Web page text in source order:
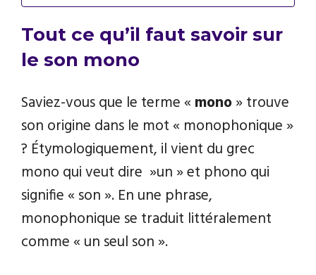
Tout ce qu’il faut savoir sur
le son mono
Saviez-vous que le terme «mono» trouve
son origine dans le mot « monophonique »
? Étymologiquement, il vient du grec
mono qui veut dire »un » et phono qui
signifie « son ». En une phrase,
monophonique se traduit littéralement
comme « un seul son ».